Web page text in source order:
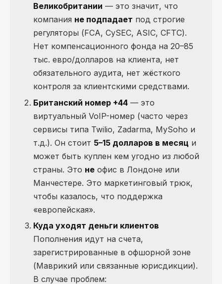
Великобритании — это значит, что
компания не подпадает под строгие
регуляторы (FCA, CySEC, ASIC, CFTC).
Нет компенсационного фонда на 20–85
тыс. евро/долларов на клиента, нет
обязательного аудита, нет жёсткого
контроля за клиентскими средствами.
Британский номер +44 — это
виртуальный VoIP-номер (часто через
сервисы типа Twilio, Zadarma, MySoho и
т.д.). Он стоит 5–15 долларов в месяц и
может быть куплен кем угодно из любой
страны. Это не офис в Лондоне или
Манчестере. Это маркетинговый трюк,
чтобы казалось, что поддержка
«европейская».
Куда уходят деньги клиентов
Пополнения идут на счета,
зарегистрированные в офшорной зоне
(Маврикий или связанные юрисдикции).
В случае проблем: